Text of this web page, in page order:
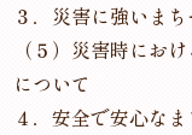
３．災害に強いま
（５）災害時にお
について
４．安全で安心な